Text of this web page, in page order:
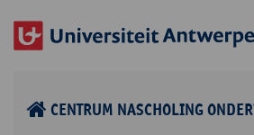
CENTRUM NASCHOLING